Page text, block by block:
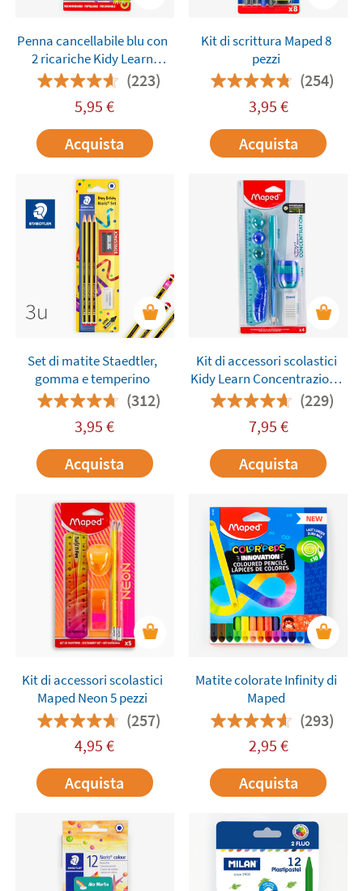
Penna cancellabile blu con
2 ricariche Kidy Learn
Maped
(223)
5,95 €
Acquista
Kit di scrittura Maped 8
pezzi
(254)
3,95 €
Acquista
Set di matite Staedtler,
gomma e temperino
(312)
3,95 €
Acquista
Kit di accessori scolastici
Kidy Learn Concentrazione
Maped 4 pezzi(229)
7,95 €
Acquista
Kit di accessori scolastici
Maped Neon 5 pezzi
(257)
4,95 €
Acquista
Matite colorate Infinity di
Maped
(293)
2,95 €
Acquista